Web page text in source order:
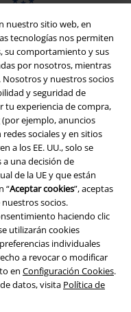
nuestro sitio web, en
tecnologías nos permiten
su comportamiento y sus
por nosotros, mientras
y nuestros socios
y seguridad de
tu experiencia de compra,
ejemplo, anuncios
sociales y en sitios
a los EE. UU., solo se
una decisión de
de la UE y que están
“Aceptar cookies”, aceptas
socios.
haciendo clic
utilizarán cookies
individuales
a revocar o modificar
en Configuración Cookies.
datos, visita Política de
medioambiente